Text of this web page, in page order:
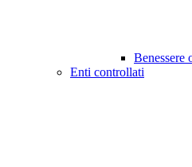
Benessere
Enti controllati